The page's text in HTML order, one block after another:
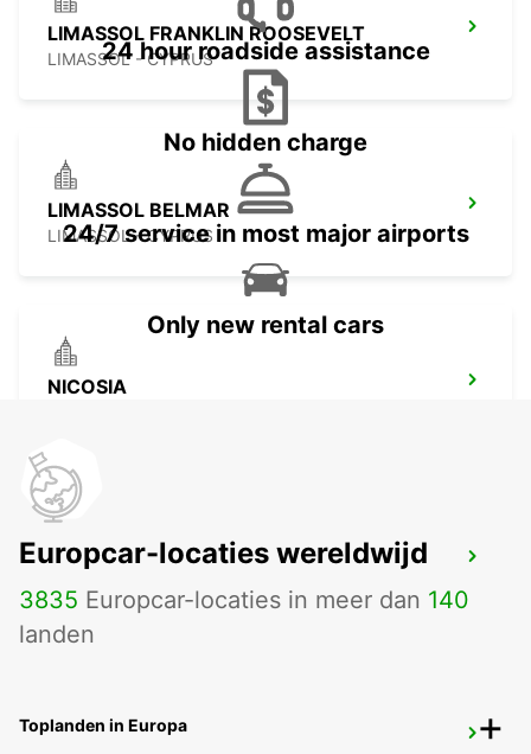
LIMASSOL FRANKLIN ROOSEVELT
LIMASSOL - CYPRUS
LIMASSOL BELMAR
LIMASSOL - CYPRUS
NICOSIA
LARNACA
LARNACA - CYPRUS
LARNACA INTERNATIONAL AIRPORT
24 hour roadside assistance
No hidden charge
24/7 service in most major airports
Only new rental cars
Europcar-locaties wereldwijd
3835 Europcar-locaties in meer dan 140
landen
Toplanden in Europa